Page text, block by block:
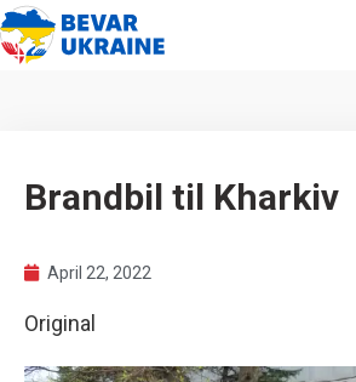
Brandbil til Kharkiv
April 22, 2022
Original